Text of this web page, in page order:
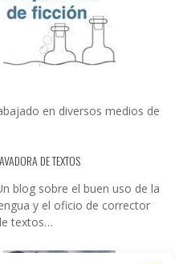
en diversos medios de
DE TEXTOS
blog sobre el buen uso de la
y el oficio de corrector
textos…